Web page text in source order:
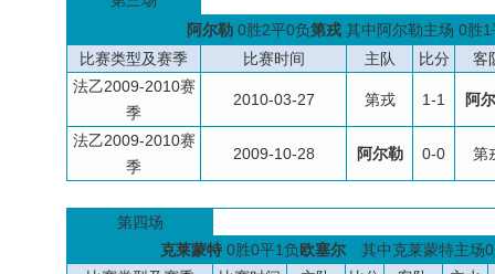
阿尔勒 0胜2平0负第戎 其中阿尔勒主场 0胜
比赛类型及赛季
比赛时间 主队 比分
客
法乙2009-2010赛
季
2010-03-27 第戎 1-1 阿
法乙2009-2010赛
季
2009-10-28 阿尔勒 0-0 第
第四场
克莱蒙特 0胜0平1负欧塞尔 其中克莱蒙特主场